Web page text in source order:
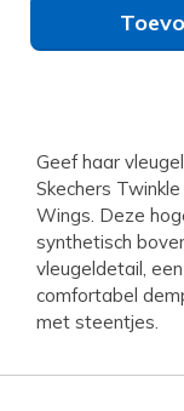
Geef haar
Skechers
Wings. Deze
synthetisch
vleugeldetail,
comfortabel
met steentjes.